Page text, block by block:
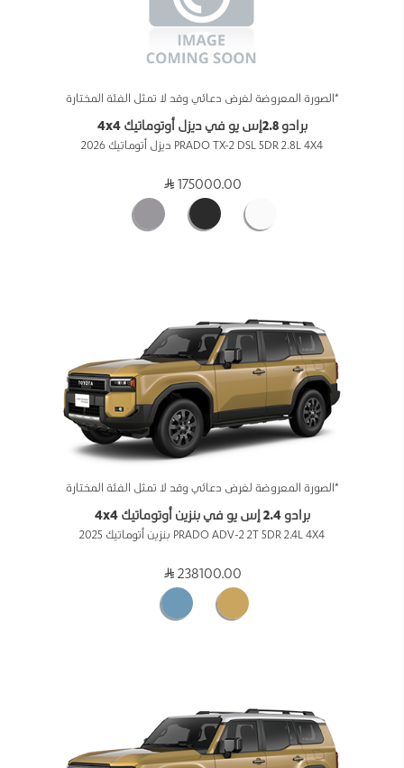
*الصورة المعروضة لغرض دعائي وقد لا تمثل الفئة المختارة
برادو 2.8إس يو في ديزل أوتوماتيك 4x4
PRADO TX-2 DSL 5DR 2.8L 4X4 ديزل أتوماتيك 2026
175000.00
*الصورة المعروضة لغرض دعائي وقد لا تمثل الفئة المختارة
برادو 2.4 إس يو في بنزين أوتوماتيك 4x4
PRADO ADV-2 2T 5DR 2.4L 4X4 بنزين أتوماتيك 2025
238100.00